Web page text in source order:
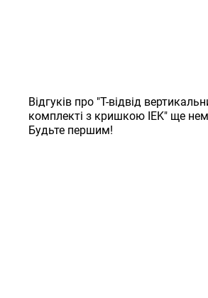
Відгуків про "Т-відвід
комплекті з кришкою IEK" ще
Будьте першим!